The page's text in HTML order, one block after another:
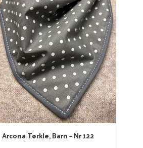
Arcona Tørkle, Barn – Nr 122